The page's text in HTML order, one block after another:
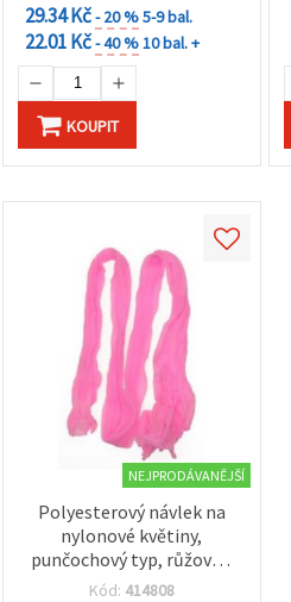
29.34 Kč- 20 %5-9 bal.
22.01 Kč- 40 %10 bal. +
KOUPIT
NEJPRODÁVANĚJŠÍ
Polyesterový návlek na
nylonové květiny,
punčochový typ, růžový –
balení 5 ks
Kód: 414808